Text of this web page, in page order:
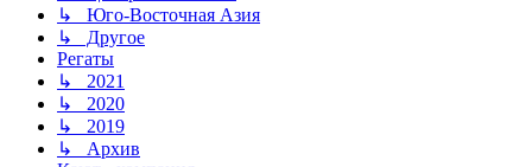
↳ Юго-Восточная Азия
↳ Другое
Регаты
↳ 2021
↳ 2020
↳ 2019
↳ Архив